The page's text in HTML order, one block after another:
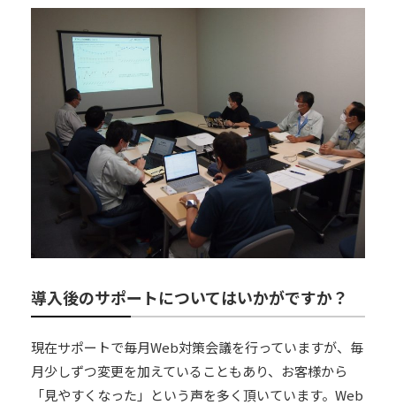
導入後のサポートについてはいかがですか？
現在サポートで毎月Web対策会議を行っていますが、毎
月少しずつ変更を加えていることもあり、お客様から
「見やすくなった」という声を多く頂いています。Web